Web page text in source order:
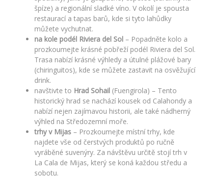
špíze) a regionální sladké víno. V okolí je spousta
restaurací a tapas barů, kde si tyto lahůdky
můžete vychutnat.
na kole podél Riviera del Sol – Popadněte kolo a
prozkoumejte krásné pobřeží podél Riviera del Sol.
Trasa nabízí krásné výhledy a útulné plážové bary
(chiringuitos), kde se můžete zastavit na osvěžující
drink.
navštivte to Hrad Sohail (Fuengirola) – Tento
historický hrad se nachází kousek od Calahondy a
nabízí nejen zajímavou historii, ale také nádherný
výhled na Středozemní moře.
trhy v Mijas – Prozkoumejte místní trhy, kde
najdete vše od čerstvých produktů po ručně
vyráběné suvenýry. Za návštěvu určitě stojí trh v
La Cala de Mijas, který se koná každou středu a
sobotu.